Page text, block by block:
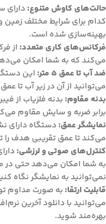
حالت‌های کاوش متنوع: دارای
کدام برای شرایط مختلف زمین
بهینه‌سازی شده است.
فرکانس‌های کاری متعدد:
می‌کند که به شما امکان
ضد آب تا عمق 5 متر:
می‌توانید از آن در زیر آب تا عمق 5 متر استفاده کنید.
بدنه مقاوم: بدنه فلزیاب از
برابر ضربه و سایش مقاوم
نمایشگر عمق:
می‌کند تا عمق تقریبی هدف را
کنترل‌های صوتی و لرزشی:
به شما امکان می‌دهد حتی در
نمی‌توانید به نمایشگر نگاه
قابلیت ارتقا: به صورت مداوم
می‌توانید با دانلود آخرین
بهره‌مند شوید.